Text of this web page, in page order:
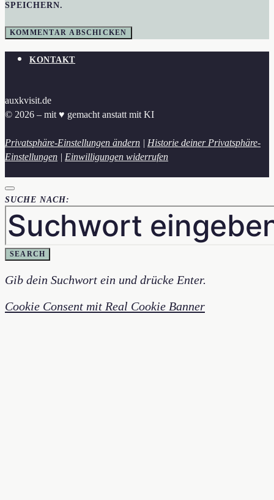
SPEICHERN.
KONTAKT
auxkvisit.de
© 2026 – mit ♥︎ gemacht anstatt mit KI
Privatsphäre-Einstellungen ändern | Historie deiner Privatsphäre-
Einstellungen | Einwilligungen widerrufen
SUCHE NACH:
SEARCH
Gib dein Suchwort ein und drücke Enter.
Cookie Consent mit Real Cookie Banner